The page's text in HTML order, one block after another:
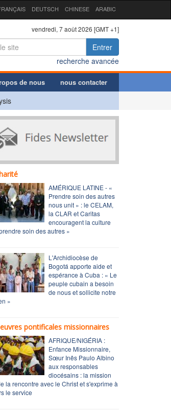
DEUTSCH CHINESE ARABIC
vendredi, 7 août 2026 [GMT +1]
Entrer
recherche avancée
de nous nous contacter
AMÉRIQUE LATINE - «
Prendre soin des autres
nous unit » : le CELAM,
la CLAR et Caritas
encouragent la culture
soin des autres »
L'Archidiocèse de
Bogotá apporte aide et
espérance à Cuba : « Le
peuple cubain a besoin
de nous et sollicite notre
»
pontificales missionnaires
AFRIQUE/NIGÉRIA :
Enfance Missionnaire,
Sœur Inês Paulo Albino
aux responsables
diocésains : la mission
la rencontre avec le Christ et s'exprime à
le service